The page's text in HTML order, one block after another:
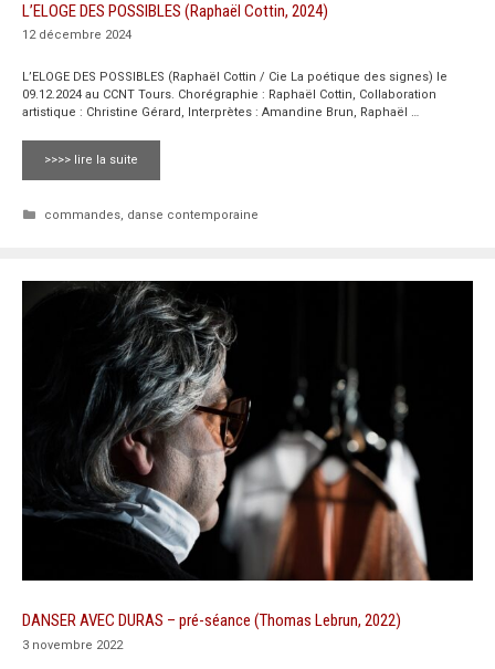
L’ELOGE DES POSSIBLES (Raphaël Cottin, 2024)
12 décembre 2024
L’ELOGE DES POSSIBLES (Raphaël Cottin / Cie La poétique des signes) le
09.12.2024 au CCNT Tours. Chorégraphie : Raphaël Cottin, Collaboration
artistique : Christine Gérard, Interprètes : Amandine Brun, Raphaël …
>>>> lire la suite
Catégories
commandes, danse contemporaine
DANSER AVEC DURAS – pré-séance (Thomas Lebrun, 2022)
3 novembre 2022